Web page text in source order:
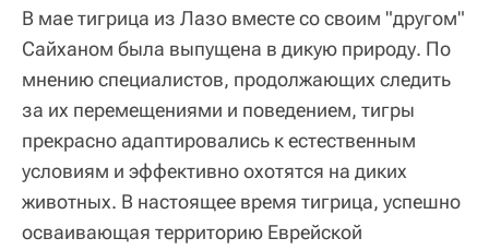
В мае тигрица из Лазо вместе со своим "другом"
Сайханом была выпущена в дикую природу. По
мнению специалистов, продолжающих следить
за их перемещениями и поведением, тигры
прекрасно адаптировались к естественным
условиям и эффективно охотятся на диких
животных. В настоящее время тигрица, успешно
осваивающая территорию Еврейской